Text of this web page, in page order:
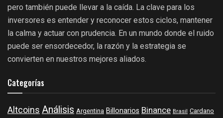
pero también puede llevar a la caída. La clave para los
inversores es entender y reconocer estos ciclos, mantener
la calma y actuar con prudencia. En un mundo donde el ruido
puede ser ensordecedor, la razón y la estrategia se
convierten en nuestros mejores aliados.
Categorías
AltcoinsAnálisis Argentina Billonarios Binance Brasil Cardano